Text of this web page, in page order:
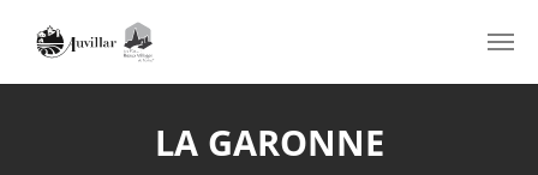
LA GARONNE